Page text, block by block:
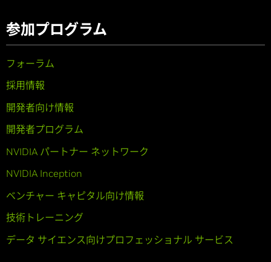
参加プログラム
フォーラム
採用情報
開発者向け情報
開発者プログラム
NVIDIA パートナー ネットワーク
NVIDIA Inception
ベンチャー キャピタル向け情報
技術トレーニング
データ サイエンス向けプロフェッショナル サービス